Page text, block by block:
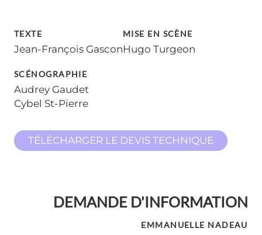
TEXTE
Jean-François Gascon
MISE EN SCÈNE
Hugo Turgeon
SCÉNOGRAPHIE
Audrey Gaudet
Cybel St-Pierre
TÉLÉCHARGER LE DEVIS TECHNIQUE
DEMANDE D'INFORMATION
EMMANUELLE NADEAU